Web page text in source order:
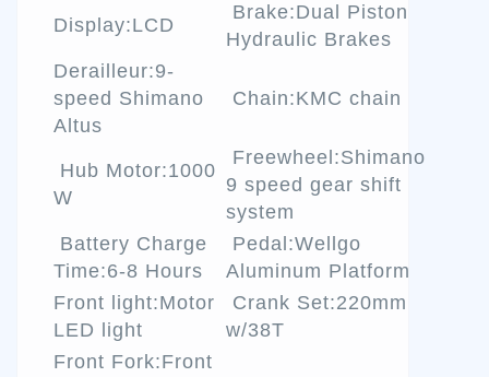
Display:LCD
Brake:Dual Piston
Hydraulic Brakes
Derailleur:9-
speed Shimano
Altus
Chain:KMC chain
Hub Motor:1000
W
Freewheel:Shimano
9 speed gear shift
system
Battery Charge
Time:6-8 Hours
Pedal:Wellgo
Aluminum Platform
Front light:Motor
LED light
Crank Set:220mm
w/38T
Front Fork:Front